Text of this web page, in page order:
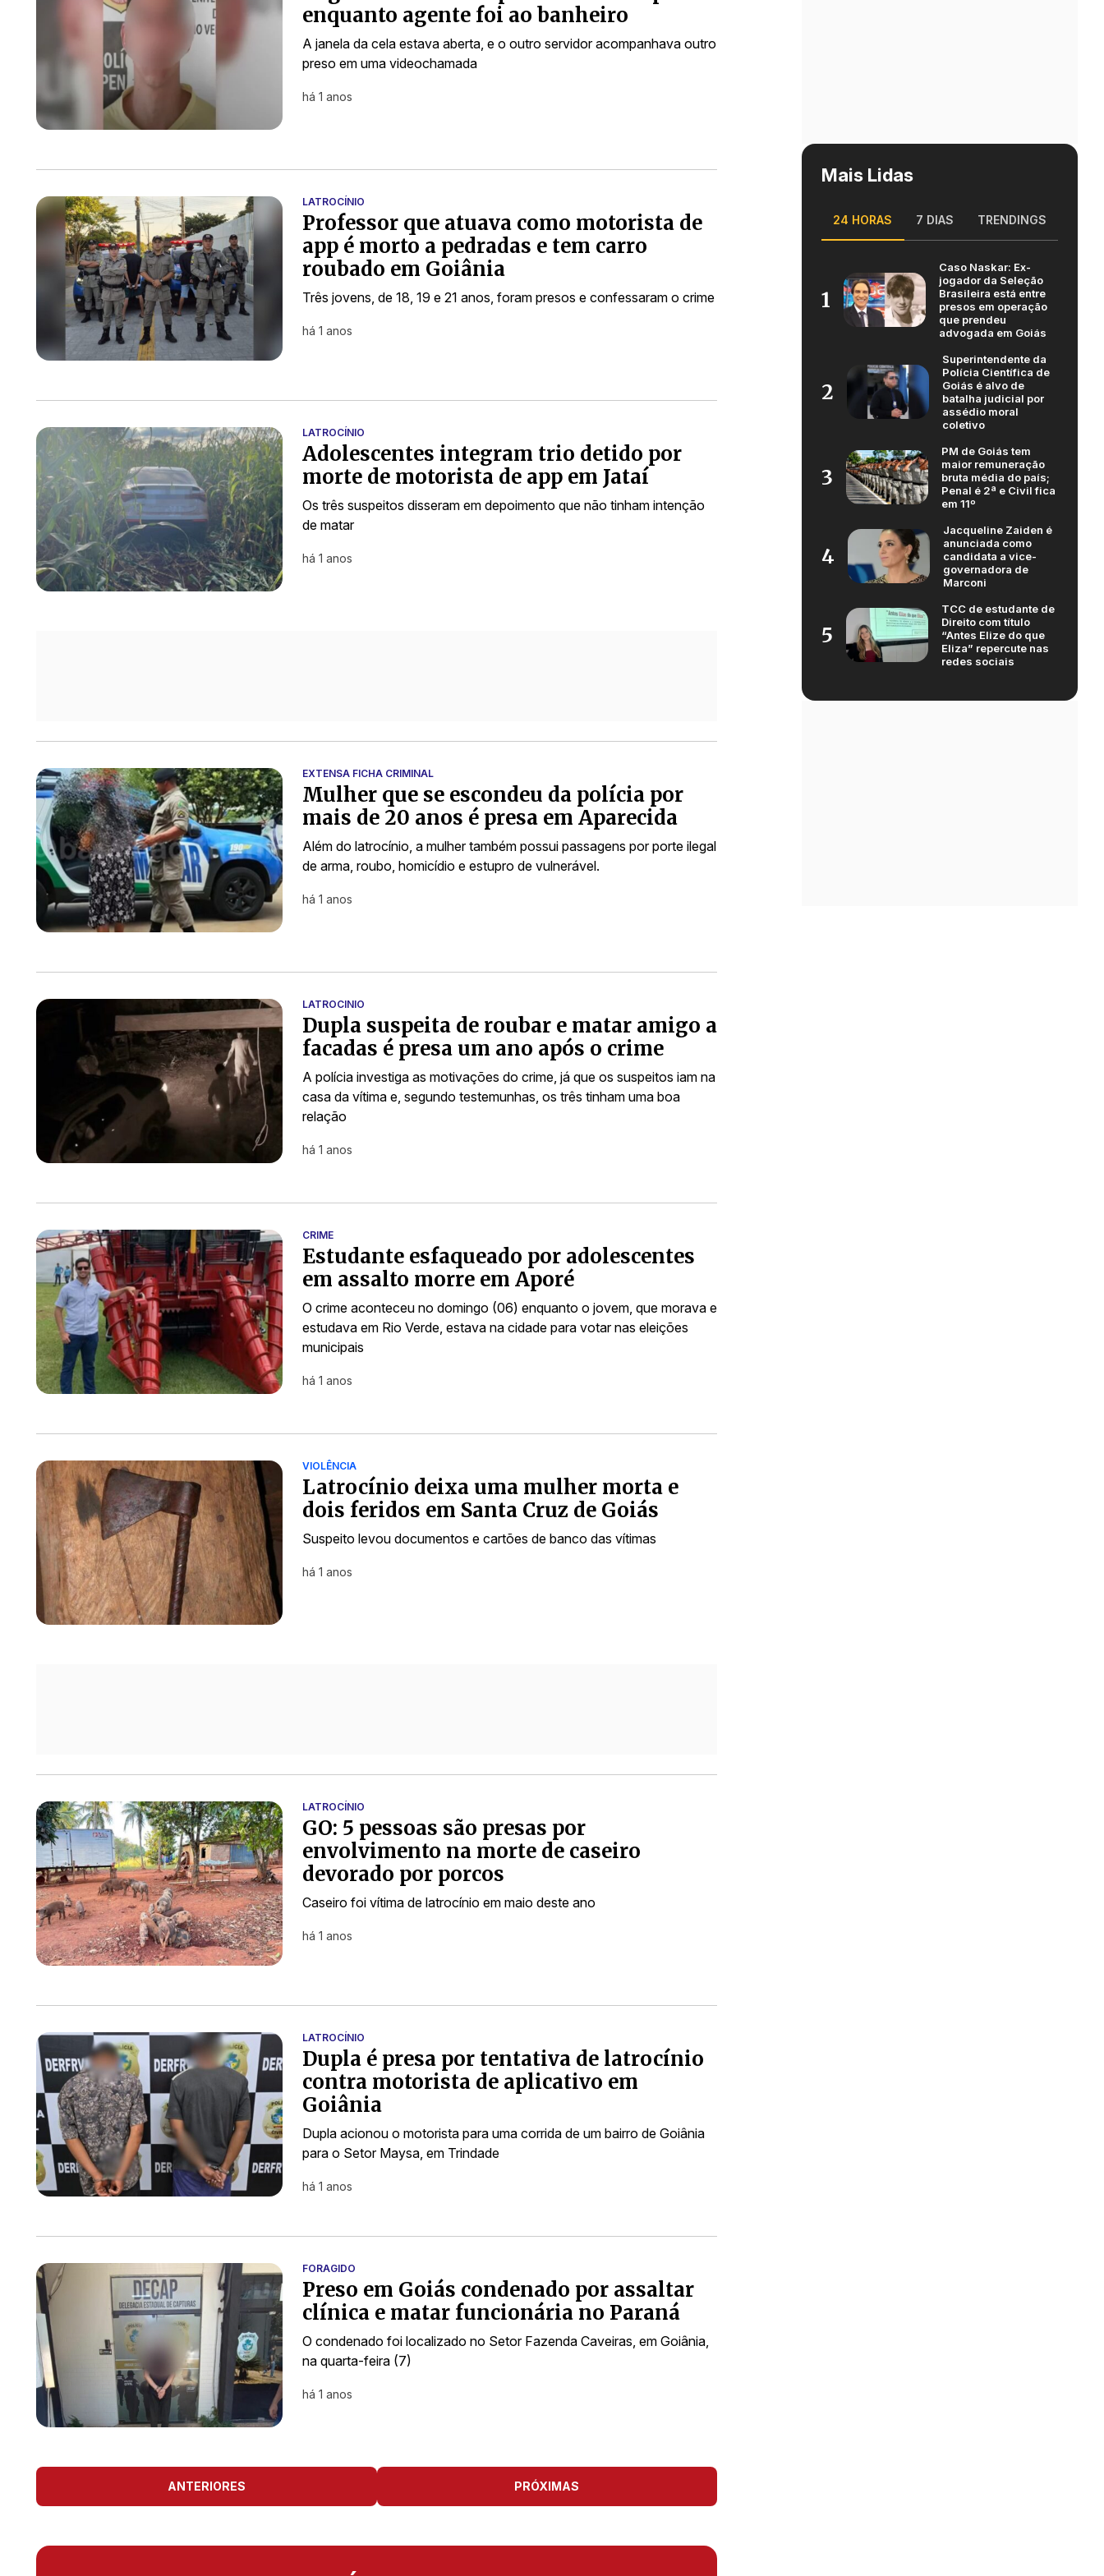
enquanto agente foi ao banheiro
A janela da cela estava aberta, e o outro servidor acompanhava outro
preso em uma videochamada
há 1 anos
LATROCÍNIO
Professor que atuava como motorista de
app é morto a pedradas e tem carro
roubado em Goiânia
Três jovens, de 18, 19 e 21 anos, foram presos e confessaram o crime
há 1 anos
LATROCÍNIO
Adolescentes integram trio detido por
morte de motorista de app em Jataí
Os três suspeitos disseram em depoimento que não tinham intenção
de matar
há 1 anos
EXTENSA FICHA CRIMINAL
Mulher que se escondeu da polícia por
mais de 20 anos é presa em Aparecida
Além do latrocínio, a mulher também possui passagens por porte ilegal
de arma, roubo, homicídio e estupro de vulnerável.
há 1 anos
LATROCINIO
Dupla suspeita de roubar e matar amigo a
facadas é presa um ano após o crime
A polícia investiga as motivações do crime, já que os suspeitos iam na
casa da vítima e, segundo testemunhas, os três tinham uma boa
relação
há 1 anos
CRIME
Estudante esfaqueado por adolescentes
em assalto morre em Aporé
O crime aconteceu no domingo (06) enquanto o jovem, que morava e
estudava em Rio Verde, estava na cidade para votar nas eleições
municipais
há 1 anos
VIOLÊNCIA
Latrocínio deixa uma mulher morta e
dois feridos em Santa Cruz de Goiás
Suspeito levou documentos e cartões de banco das vítimas
há 1 anos
LATROCÍNIO
GO: 5 pessoas são presas por
envolvimento na morte de caseiro
devorado por porcos
Caseiro foi vítima de latrocínio em maio deste ano
há 1 anos
LATROCÍNIO
Dupla é presa por tentativa de latrocínio
contra motorista de aplicativo em
Goiânia
Dupla acionou o motorista para uma corrida de um bairro de Goiânia
para o Setor Maysa, em Trindade
há 1 anos
FORAGIDO
Preso em Goiás condenado por assaltar
clínica e matar funcionária no Paraná
O condenado foi localizado no Setor Fazenda Caveiras, em Goiânia,
na quarta-feira (7)
há 1 anos
ANTERIORES PRÓXIMAS
Mais Lidas
24 HORAS 7 DIAS TRENDINGS
1
Caso Naskar: Ex-
jogador da Seleção
Brasileira está entre
presos em operação
que prendeu
advogada em Goiás
2
Superintendente da
Polícia Científica de
Goiás é alvo de
batalha judicial por
assédio moral
coletivo
3
PM de Goiás tem
maior remuneração
bruta média do país;
Penal é 2ª e Civil fica
em 11º
4
Jacqueline Zaiden é
anunciada como
candidata a vice-
governadora de
Marconi
5
TCC de estudante de
Direito com título
“Antes Elize do que
Eliza” repercute nas
redes sociais